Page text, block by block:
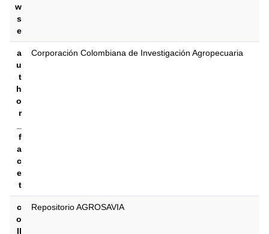
w
s
e
a
u
t
h
o
r
f
a
c
e
t
Corporación Colombiana de Investigación Agropecuaria
c
o
ll
Repositorio AGROSAVIA